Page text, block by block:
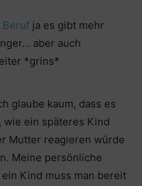
Beruf ja es gibt mehr
aber auch
*grins*
glaube kaum, dass es
wie ein späteres Kind
Mutter reagieren würde
Meine persönliche
Kind muss man bereit